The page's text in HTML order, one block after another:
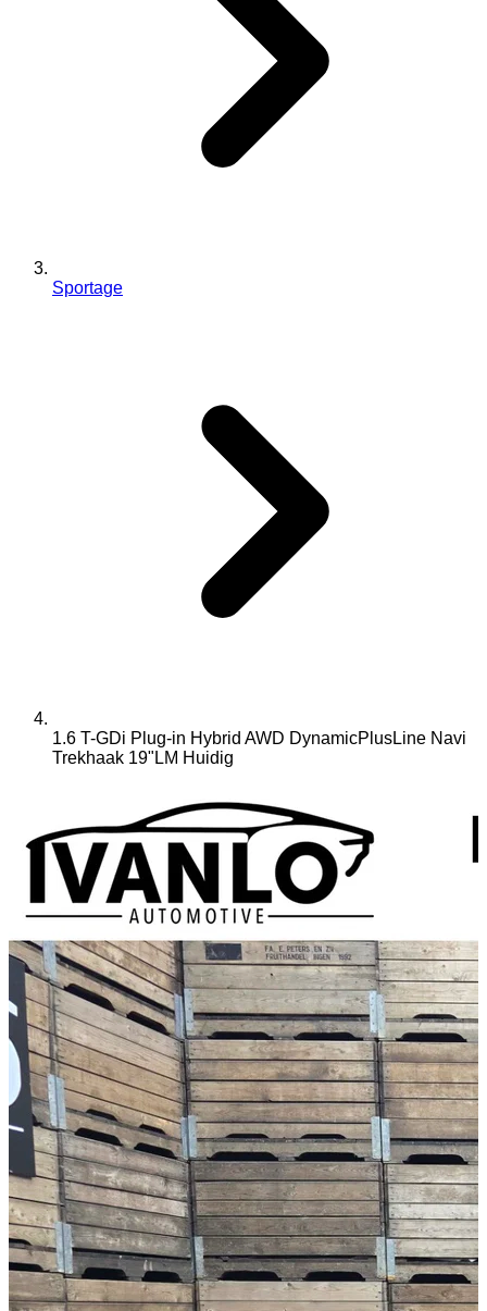
Sportage
1.6 T-GDi Plug-in Hybrid AWD DynamicPlusLine Navi
Trekhaak 19"LM Huidig